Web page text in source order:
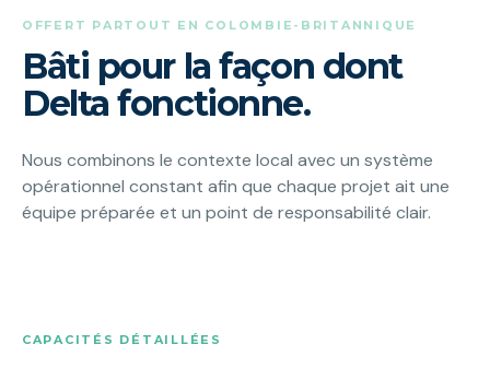
OFFERT PARTOUT EN COLOMBIE-BRITANNIQUE
Bâti pour la façon dont
Delta fonctionne.
Nous combinons le contexte local avec un système
opérationnel constant afin que chaque projet ait une
équipe préparée et un point de responsabilité clair.
CAPACITÉS DÉTAILLÉES